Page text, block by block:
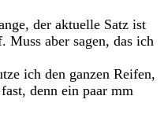
der aktuelle Satz ist
Muss aber sagen, das ich
ich den ganzen Reifen,
denn ein paar mm